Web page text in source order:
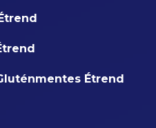
Étrend